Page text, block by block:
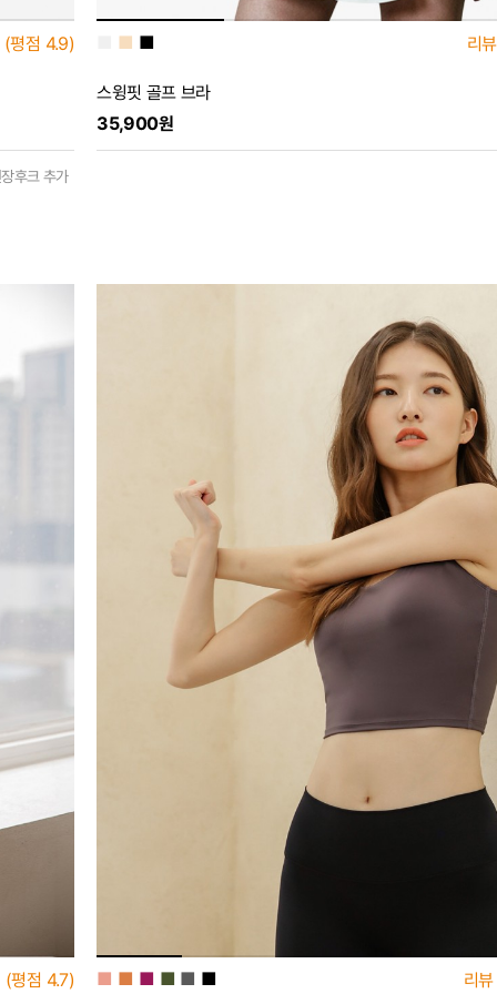
(평점 4.9)
후크 추가
■ ■ 리뷰
스윙핏 골프 브라
35,900원
(평점 4.7) ■ ■ ■ ■ ■ ■ 리뷰